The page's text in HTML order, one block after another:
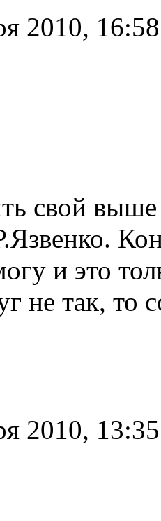
2010, 16:58
свой
и это
не так, то
2010, 13:35